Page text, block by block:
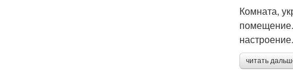
Комната,
помещение.
читать